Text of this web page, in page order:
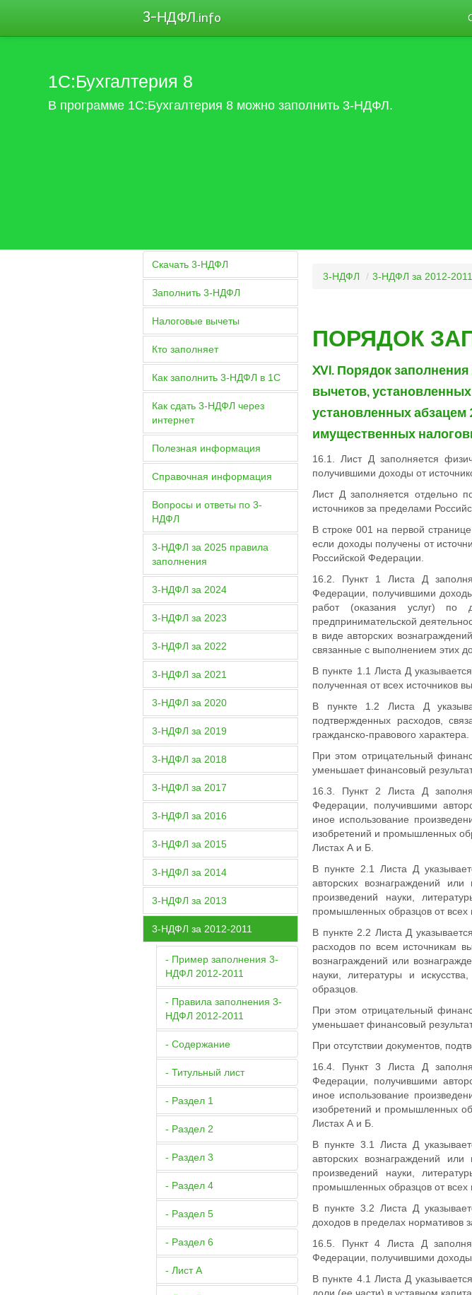
3-НДФЛ.info
1С:Бухгалтерия 8
В программе 1С:Бухгалтерия 8 можно заполнить 3-НДФЛ.
Скачать 3-НДФЛ
Заполнить 3-НДФЛ
Налоговые вычеты
Кто заполняет
Как заполнить 3-НДФЛ в 1С
Как сдать 3-НДФЛ через
интернет
Полезная информация
Справочная информация
Вопросы и ответы по 3-
НДФЛ
3-НДФЛ за 2025 правила
заполнения
3-НДФЛ за 2024
3-НДФЛ за 2023
3-НДФЛ за 2022
3-НДФЛ за 2021
3-НДФЛ за 2020
3-НДФЛ за 2019
3-НДФЛ за 2018
3-НДФЛ за 2017
3-НДФЛ за 2016
3-НДФЛ за 2015
3-НДФЛ за 2014
3-НДФЛ за 2013
3-НДФЛ за 2012-2011
- Пример заполнения 3-
НДФЛ 2012-2011
- Правила заполнения 3-
НДФЛ 2012-2011
- Содержание
- Титульный лист
- Раздел 1
- Раздел 2
- Раздел 3
- Раздел 4
- Раздел 5
- Раздел 6
- Лист А
3-НДФЛ / 3-НДФЛ за 2012-2011
ПОРЯДОК
XVI. Порядок
вычетов, установленных
установленных абзацем
имущественных
16.1. Лист Д заполняется
получившими доходы от
Лист Д заполняется отдельно
источников за пределами
В строке 001 на первой
если доходы получены от
Российской Федерации.
16.2. Пункт 1 Листа Д
Федерации, получившими
работ (оказания услуг) по
предпринимательской
в виде авторских
связанные с выполнением этих
В пункте 1.1 Листа Д
полученная от всех источников
В пункте 1.2 Листа Д
подтвержденных расходов,
гражданско-правового характера.
При этом отрицательный
уменьшает финансовый
16.3. Пункт 2 Листа Д
Федерации, получившими
иное использование
изобретений и промышленных
Листах А и Б.
В пункте 2.1 Листа Д
авторских вознаграждений
произведений науки,
промышленных образцов от всех
В пункте 2.2 Листа Д
расходов по всем источникам
вознаграждений или
науки, литературы и
образцов.
При этом отрицательный
уменьшает финансовый
При отсутствии документов,
16.4. Пункт 3 Листа Д
Федерации, получившими
иное использование
изобретений и промышленных
Листах А и Б.
В пункте 3.1 Листа Д
авторских вознаграждений
произведений науки,
промышленных образцов от всех
В пункте 3.2 Листа Д
доходов в пределах нормативов
16.5. Пункт 4 Листа Д
Федерации, получившими доходы
В пункте 4.1 Листа Д